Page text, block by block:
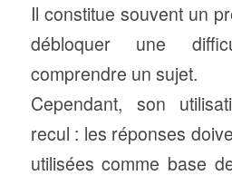
Il constitue souvent un
débloquer une
comprendre un sujet.
Cependant, son
recul : les réponses
utilisées comme base